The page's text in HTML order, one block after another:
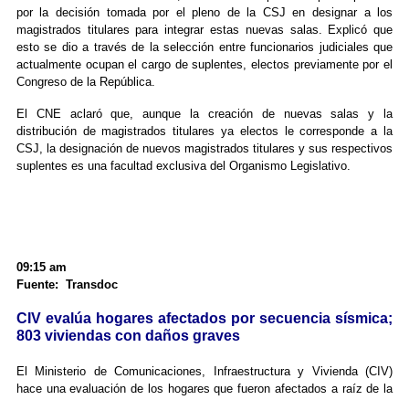
por la decisión tomada por el pleno de la CSJ en designar a los
magistrados titulares para integrar estas nuevas salas. Explicó que
esto se dio a través de la selección entre funcionarios judiciales que
actualmente ocupan el cargo de suplentes, electos previamente por el
Congreso de la República.
El CNE aclaró que, aunque la creación de nuevas salas y la
distribución de magistrados titulares ya electos le corresponde a la
CSJ, la designación de nuevos magistrados titulares y sus respectivos
suplentes es una facultad exclusiva del Organismo Legislativo.
09:15 am
Fuente: Transdoc
CIV evalúa hogares afectados por secuencia sísmica;
803 viviendas con daños graves
El Ministerio de Comunicaciones, Infraestructura y Vivienda (CIV)
hace una evaluación de los hogares que fueron afectados a raíz de la